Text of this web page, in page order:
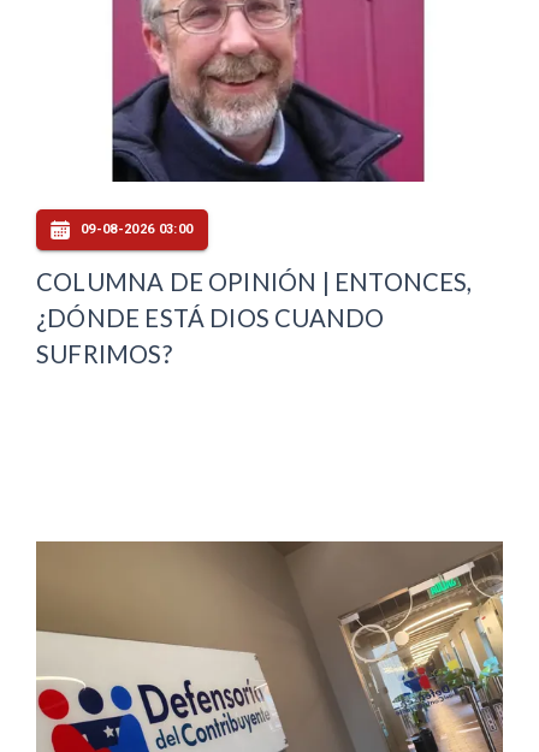
09-08-2026 03:00
COLUMNA DE OPINIÓN | ENTONCES,
¿DÓNDE ESTÁ DIOS CUANDO
SUFRIMOS?